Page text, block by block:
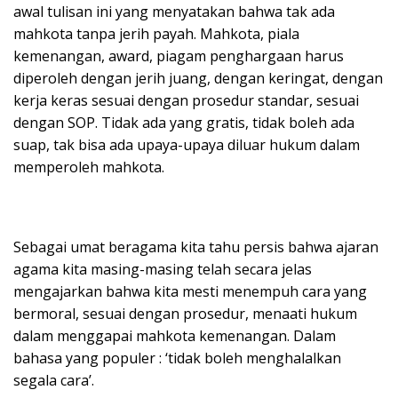
awal tulisan ini yang menyatakan bahwa tak ada
mahkota tanpa jerih payah. Mahkota, piala
kemenangan, award, piagam penghargaan harus
diperoleh dengan jerih juang, dengan keringat, dengan
kerja keras sesuai dengan prosedur standar, sesuai
dengan SOP. Tidak ada yang gratis, tidak boleh ada
suap, tak bisa ada upaya-upaya diluar hukum dalam
memperoleh mahkota.
Sebagai umat beragama kita tahu persis bahwa ajaran
agama kita masing-masing telah secara jelas
mengajarkan bahwa kita mesti menempuh cara yang
bermoral, sesuai dengan prosedur, menaati hukum
dalam menggapai mahkota kemenangan. Dalam
bahasa yang populer : ‘tidak boleh menghalalkan
segala cara’.